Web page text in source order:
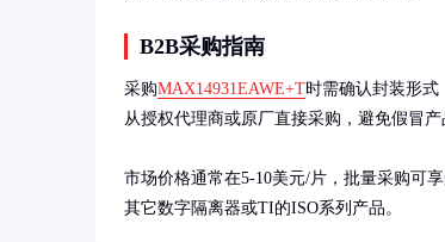
B2B采购指南
采购MAX14931EAWE+T时需确认封装形式
从授权代理商或原厂直接采购，避免假冒产
市场价格通常在5-10美元/片，批量采购可
其它数字隔离器或TI的ISO系列产品。